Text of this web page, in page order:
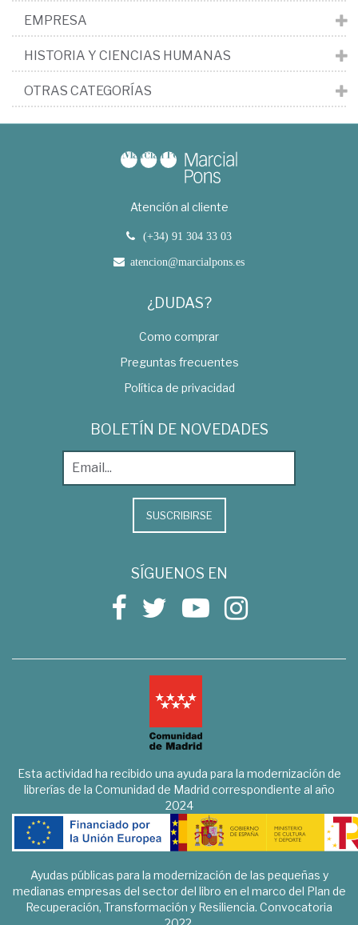
EMPRESA
HISTORIA Y CIENCIAS HUMANAS
OTRAS CATEGORÍAS
Atención al cliente
(+34) 91 304 33 03
atencion@marcialpons.es
¿DUDAS?
Como comprar
Preguntas frecuentes
Política de privacidad
BOLETÍN DE NOVEDADES
SUSCRIBIRSE
SÍGUENOS EN
Esta actividad ha recibido una ayuda para la modernización de
librerías de la Comunidad de Madrid correspondiente al año
2024
Ayudas públicas para la modernización de las pequeñas y
medianas empresas del sector del libro en el marco del Plan de
Recuperación, Transformación y Resiliencia. Convocatoria